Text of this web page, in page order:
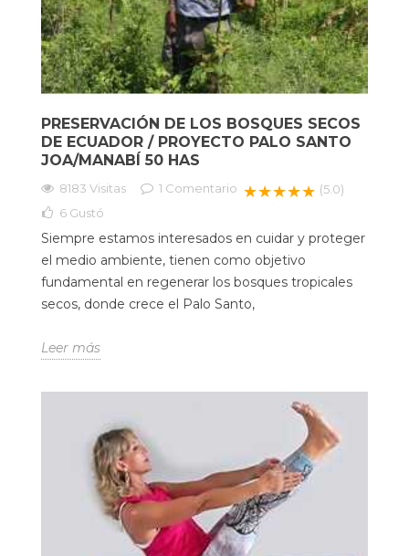
PRESERVACIÓN DE LOS BOSQUES SECOS
DE ECUADOR / PROYECTO PALO SANTO
JOA/MANABÍ 50 HAS
8183 Visitas 1 Comentario ★★★★★ (5.0)
6 Gustó
Siempre estamos interesados en cuidar y proteger
el medio ambiente, tienen como objetivo
fundamental en regenerar los bosques tropicales
secos, donde crece el Palo Santo,
Leer más